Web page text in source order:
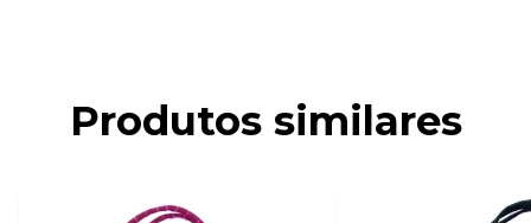
Produtos similares